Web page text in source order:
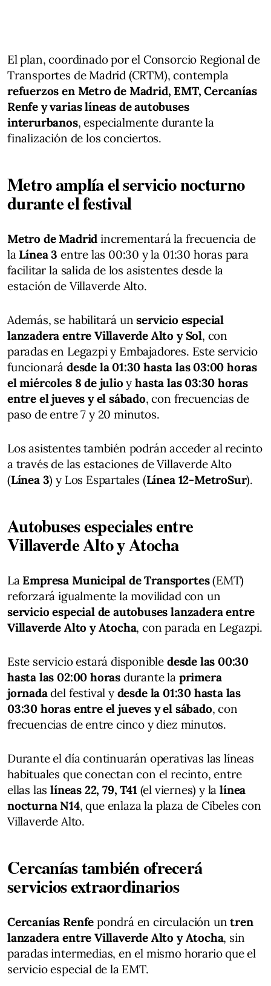
El plan, coordinado por el Consorcio Regional de
Transportes de Madrid (CRTM), contempla
refuerzos en Metro de Madrid, EMT, Cercanías
Renfe y varias líneas de autobuses
interurbanos, especialmente durante la
finalización de los conciertos.
Metro amplía el servicio nocturno
durante el festival
Metro de Madrid incrementará la frecuencia de
la Línea 3 entre las 00:30 y la 01:30 horas para
facilitar la salida de los asistentes desde la
estación de Villaverde Alto.
Además, se habilitará un servicio especial
lanzadera entre Villaverde Alto y Sol, con
paradas en Legazpi y Embajadores. Este servicio
funcionará desde la 01:30 hasta las 03:00 horas
el miércoles 8 de julioyhasta las 03:30 horas
entre el jueves y el sábado, con frecuencias de
paso de entre 7 y 20 minutos.
Los asistentes también podrán acceder al recinto
a través de las estaciones de Villaverde Alto
(Línea 3) y Los Espartales (Línea 12-MetroSur).
Autobuses especiales entre
Villaverde Alto y Atocha
La Empresa Municipal de Transportes(EMT)
reforzará igualmente la movilidad con un
servicio especial de autobuses lanzadera entre
Villaverde Alto y Atocha, con parada en Legazpi.
Este servicio estará disponible desde las 00:30
hasta las 02:00 horas durante la primera
jornadadel festival y desde la 01:30 hasta las
03:30 horas entre el jueves y el sábado, con
frecuencias de entre cinco y diez minutos.
Durante el día continuarán operativas las líneas
habituales que conectan con el recinto, entre
ellas laslíneas 22, 79, T41 (el viernes) y lalínea
nocturna N14, que enlaza la plaza de Cibeles con
Villaverde Alto.
Cercanías también ofrecerá
servicios extraordinarios
Cercanías Renfe pondrá en circulación un tren
lanzadera entre Villaverde Alto y Atocha, sin
paradas intermedias, en el mismo horario que el
servicio especial de la EMT.